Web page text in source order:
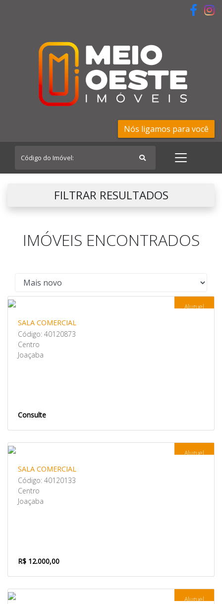
Nós ligamos para você
FILTRAR RESULTADOS
IMÓVEIS ENCONTRADOS
Aluguel
SALA COMERCIAL
Código: 40120873
Centro
Joaçaba
Consulte
Aluguel
SALA COMERCIAL
Código: 40120133
Centro
Joaçaba
R$ 12.000,00
Aluguel